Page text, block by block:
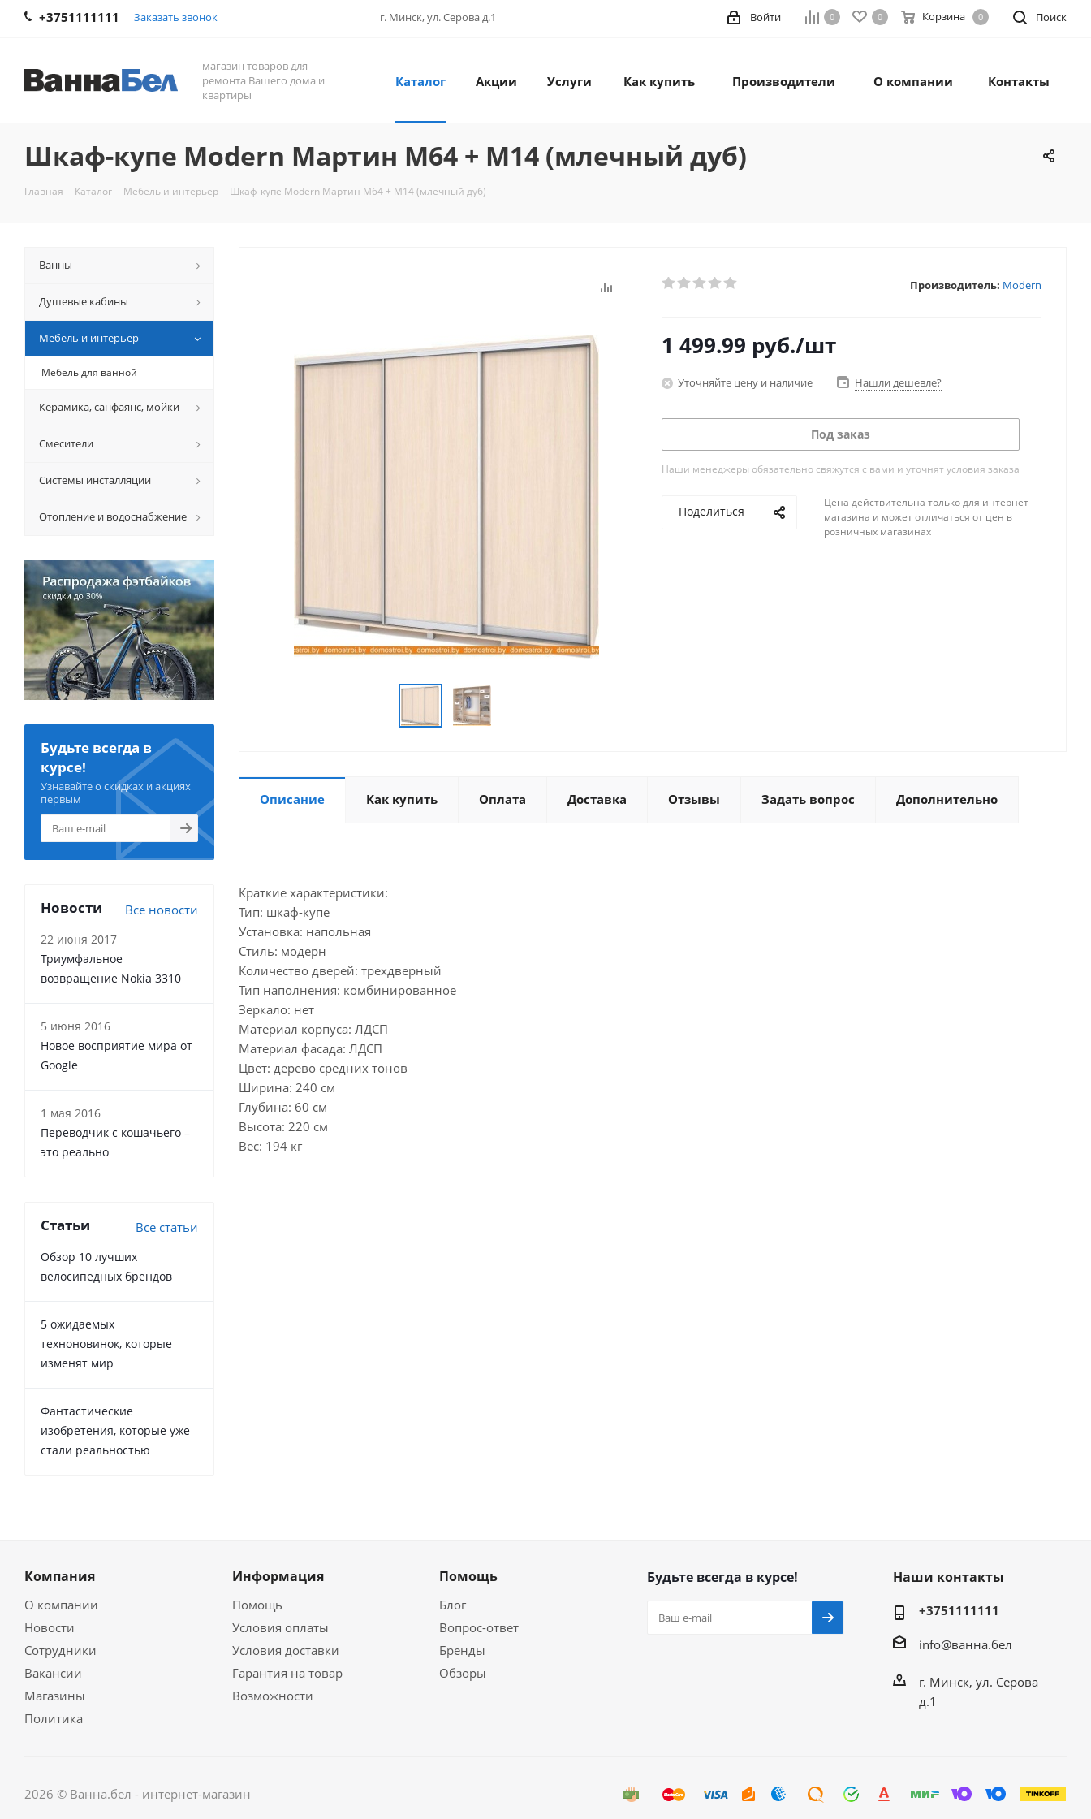
+3751111111 Заказать звонок г. Минск, ул. Серова д.1 Поиск
0 0 Корзина 0
Войти
магазин товаров для
ремонта Вашего дома и
квартиры
Каталог Акции Услуги Как купить Производители О компании Контакты
Шкаф-купе Modern Мартин М64 + М14 (млечный дуб)
Главная - Каталог - Мебель и интерьер - Шкаф-купе Modern Мартин М64 + М14 (млечный дуб)
Производитель: Modern
1 499.99 руб./шт
Уточняйте цену и наличие Нашли дешевле?
Под заказ
Наши менеджеры обязательно свяжутся с вами и уточнят условия заказа
Поделиться
Цена действительна только для интернет-
магазина и может отличаться от цен в
розничных магазинах
Описание Как купить Оплата Доставка Отзывы Задать вопрос Дополнительно
Краткие характеристики:
Тип: шкаф-купе
Установка: напольная
Стиль: модерн
Количество дверей: трехдверный
Тип наполнения: комбинированное
Зеркало: нет
Материал корпуса: ЛДСП
Материал фасада: ЛДСП
Цвет: дерево средних тонов
Ширина: 240 см
Глубина: 60 см
Высота: 220 см
Вес: 194 кг
Ванны
Душевые кабины
Мебель и интерьер
Мебель для ванной
Керамикa, санфаянс, мойки
Смесители
Системы инсталляции
Отопление и водоснабжение
Будьте всегда в
курсе!
Узнавайте о скидках и акциях
первым
Новости Все новости
22 июня 2017
Триумфальное
возвращение Nokia 3310
5 июня 2016
Новое восприятие мира от
Google
1 мая 2016
Переводчик с кошачьего –
это реально
Статьи Все статьи
Обзор 10 лучших
велосипедных брендов
5 ожидаемых
техноновинок, которые
изменят мир
Фантастические
изобретения, которые уже
стали реальностью
Компания
О компании
Новости
Сотрудники
Вакансии
Магазины
Политика
Информация
Помощь
Условия оплаты
Условия доставки
Гарантия на товар
Возможности
Помощь
Блог
Вопрос-ответ
Бренды
Обзоры
Будьте всегда в курсе! Наши контакты
+3751111111
info@ванна.бел
г. Минск, ул. Серова
д.1
2026 © Ванна.бел - интернет-магазин